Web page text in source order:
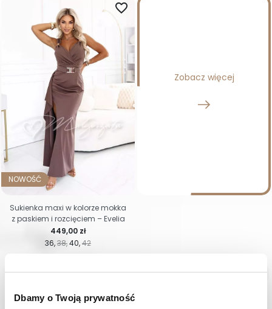
Dbamy o Twoją prywatność
NOWOŚĆ
36 38 40 42
favorite_border
Cena
449,00 zł
Sukienka maxi w kolorze mokka
z paskiem i rozcięciem – Evelia
Zobacz więcej
 Poprzednie
1 2 3
Następne